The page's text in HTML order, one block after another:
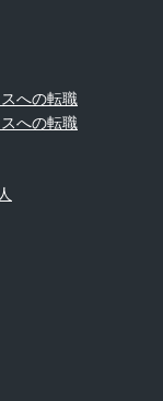
への転職
への転職